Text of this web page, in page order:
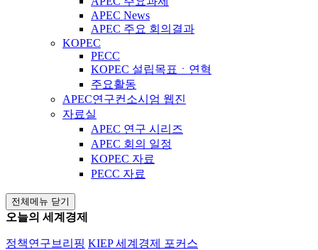
APEC News
APEC 주요 회의결과
KOPEC
PECC
KOPEC 설립목표ㆍ연혁
주요활동
APEC연구컨소시엄 웹진
자료실
APEC 연구 시리즈
APEC 회의 일정
KOPEC 자료
PECC 자료
전체메뉴 닫기
오늘의 세계경제
정책연구브리핑 KIEP 세계경제 포커스